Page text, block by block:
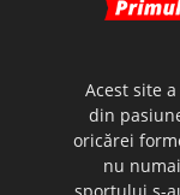
Acest site
din
oricărei
nu